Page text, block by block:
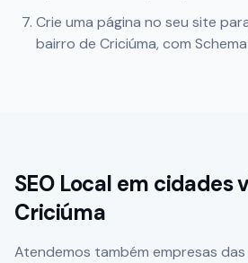
Crie uma página no seu site
bairro de Criciúma, com
SEO Local em cidades
Criciúma
Atendemos também empresas